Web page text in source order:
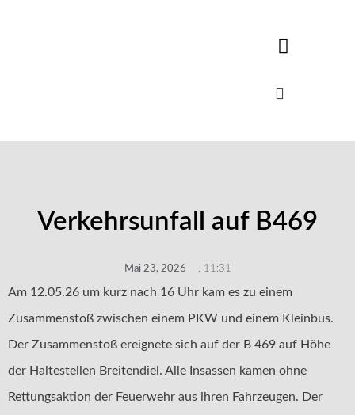
Verkehrsunfall auf B469
Mai 23, 2026 11:31
Am 12.05.26 um kurz nach 16 Uhr kam es zu einem
Zusammenstoß zwischen einem PKW und einem Kleinbus.
Der Zusammenstoß ereignete sich auf der B 469 auf Höhe
der Haltestellen Breitendiel. Alle Insassen kamen ohne
Rettungsaktion der Feuerwehr aus ihren Fahrzeugen. Der